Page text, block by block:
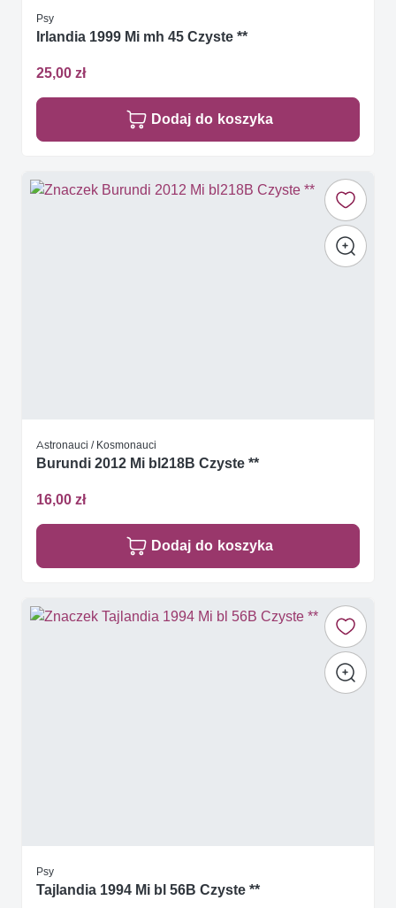
Psy
Irlandia 1999 Mi mh 45 Czyste **
25,00 zł
Dodaj do koszyka
Astronauci / Kosmonauci
Burundi 2012 Mi bl218B Czyste **
16,00 zł
Dodaj do koszyka
Psy
Tajlandia 1994 Mi bl 56B Czyste **